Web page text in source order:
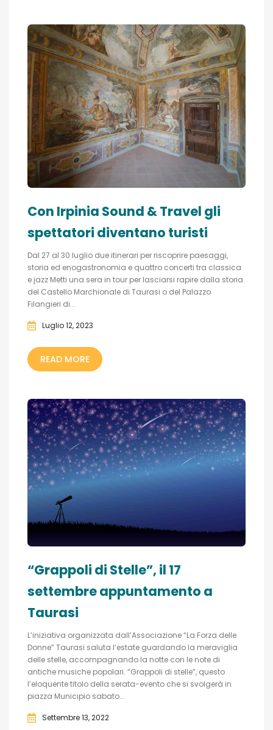
Con Irpinia Sound & Travel gli
spettatori diventano turisti
Dal 27 al 30 luglio due itinerari per riscoprire paesaggi,
storia ed enogastronomia e quattro concerti tra classica
e jazz Metti una sera in tour per lasciarsi rapire dalla storia
del Castello Marchionale di Taurasi o del Palazzo
Filangieri di...
Luglio 12, 2023
READ MORE
“Grappoli di Stelle”, il 17
settembre appuntamento a
Taurasi
L’iniziativa organizzata dall’Associazione “La Forza delle
Donne” Taurasi saluta l’estate guardando la meraviglia
delle stelle, accompagnando la notte con le note di
antiche musiche popolari. “Grappoli di stelle”, questo
l’eloquente titolo della serata-evento che si svolgerà in
piazza Municipio sabato...
Settembre 13, 2022